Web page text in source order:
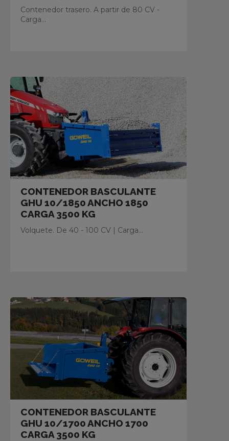
Contenedor trasero. A partir de 80 CV -
Carga...
CONTENEDOR BASCULANTE
GHU 10/1850 ANCHO 1850
CARGA 3500 KG
Volquete. De 40 - 100 CV | Carga...
CONTENEDOR BASCULANTE
GHU 10/1700 ANCHO 1700
CARGA 3500 KG